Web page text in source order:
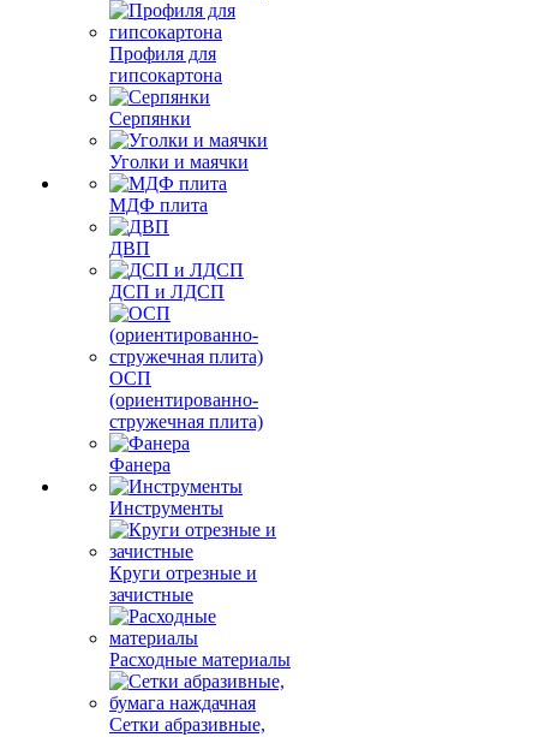
Профиля для
гипсокартона
Серпянки
Уголки и маячки
МДФ плита
ДВП
ДСП и ЛДСП
ОСП
(ориентированно-
стружечная плита)
Фанера
Инструменты
Круги отрезные и
зачистные
Расходные материалы
Сетки абразивные,